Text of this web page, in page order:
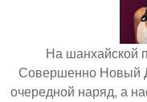
На шанхайской
Совершенно Новый
очередной наряд, а